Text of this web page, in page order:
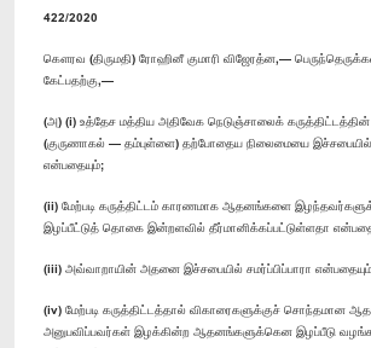
422/2020
கௌரவ (திருமதி) ரோஹினீ குமாரி விஜேரத்ன,—
கேட்பதற்கு,—
(அ) (i) உத்தேச மத்திய அதிவேக நெடுஞ்சாலைக்
(குருணாகல் — தம்புள்ளை) தற்போதைய நிலைமையை இச்சபையில்
என்பதையும்;
(ii) மேற்படி கருத்திட்டம் காரணமாக ஆதனங்களை
இழப்பீட்டுத் தொகை இன்றளவில் தீர்மானிக்கப்பட்டுள்ளதா
(iii) அவ்வாறாயின் அதனை இச்சபையில் சமர்ப்பிப்பாரா
(iv) மேற்படி கருத்திட்டத்தால் விகாரைகளுக்குச் சொந்தமான
அனுபவிப்பவர்கள் இழக்கின்ற ஆதனங்களுக்கென இழப்பீடு